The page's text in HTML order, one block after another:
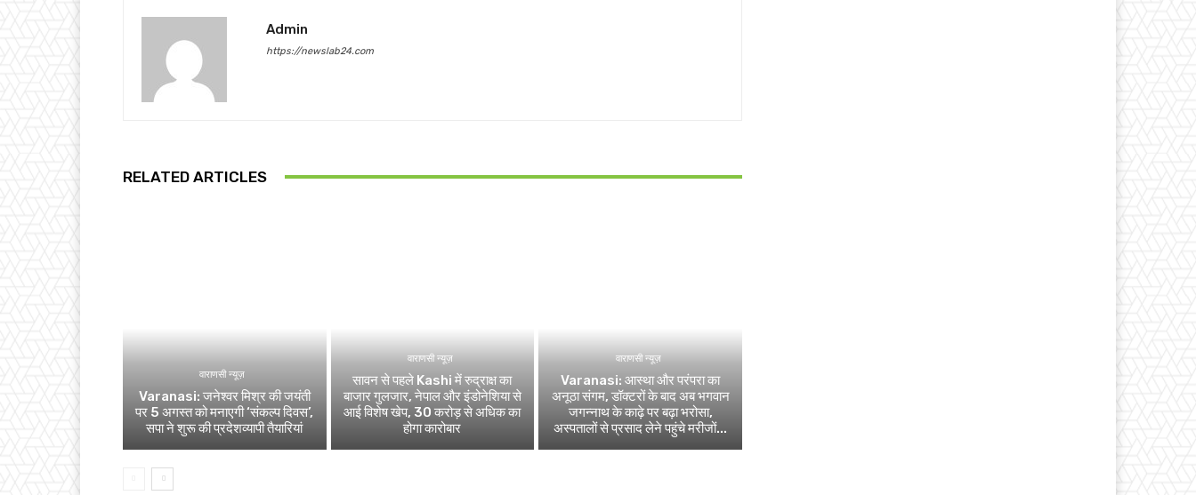
Admin
https://newslab24.com
RELATED ARTICLES
वाराणसी न्यूज़
Varanasi: जनेश्वर मिश्र की जयंती
पर 5 अगस्त को मनाएगी ‘संकल्प दिवस’,
सपा ने शुरू की प्रदेशव्यापी तैयारियां
वाराणसी न्यूज़
सावन से पहले Kashi में रुद्राक्ष का
बाजार गुलजार, नेपाल और इंडोनेशिया से
आई विशेष खेप, 30 करोड़ से अधिक का
होगा कारोबार
वाराणसी न्यूज़
Varanasi: आस्था और परंपरा का
अनूठा संगम, डॉक्टरों के बाद अब भगवान
जगन्नाथ के काढ़े पर बढ़ा भरोसा,
अस्पतालों से प्रसाद लेने पहुंचे मरीजों...